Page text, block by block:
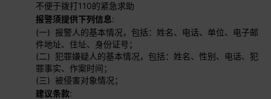
不便于拨打110的紧急求助
报警须提供下列信息:
(一) 报警人的基本情况，包括：姓名、电话、单位、电子邮
件地址、住址、身份证号；
(二) 犯罪嫌疑人的基本情况，包括：姓名、性别、电话、犯
罪事实、作案时间；
(三) 被侵害对象情况；
建议条款: